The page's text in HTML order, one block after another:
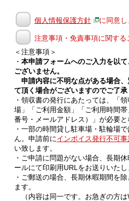
個人情報保護方針 に同意し
注意事項・免責事項に関する
＜注意事項＞
・ 本申請フォームへのご入力を以
ございません。
申請内容に不明な点がある場合
て頂く場合がございますのでご了承
・領収書の発行にあたっては、「
場」「ご利用金額」「ご利用時間
番号・メールアドレス）」が必要と
・一部の時間貸し駐車場・駐輪場
ん。申請前にインボイス発行不可
い致します。
・ご申請に問題がない場合、長期
ールにて印刷用URLをお送りいたし
・ご郵送の場合、長期休暇期間を
ます。
（内容は同一です。お急ぎの方は